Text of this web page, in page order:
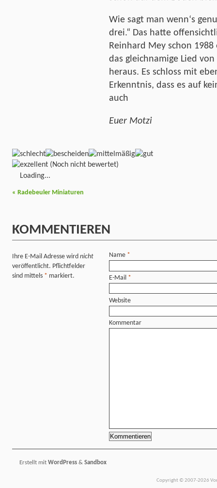
Wie sagt man wenn‘s
drei.“ Das hatte
Reinhard Mey schon
das gleichnamige Lied
heraus. Es schloss mit
Erkenntnis, dass es auf
auch
Euer Motzi
(Noch nicht bewertet)
Loading...
« Radebeuler Miniaturen
KOMMENTIEREN
Ihre E-Mail Adresse wird nicht
veröffentlicht. Pflichtfelder
sind mittels * markiert.
Name *
E-Mail *
Website
Kommentar
Erstellt mit WordPress & Sandbox
Copyright © 2007-2026